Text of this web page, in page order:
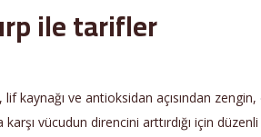
ile tarifler
kaynağı ve antioksidan açısından zengin,
karşı vücudun direncini arttırdığı için